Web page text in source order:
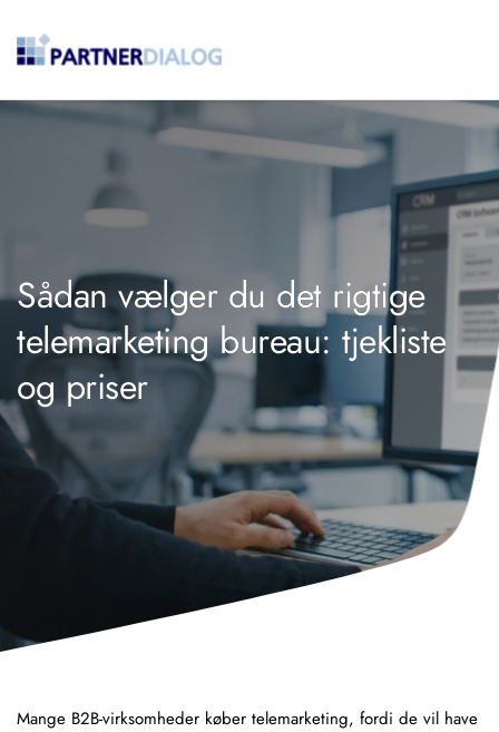
Sådan vælger du det rigtige
telemarketing bureau: tjekliste
og priser
Mange B2B-virksomheder køber telemarketing, fordi de vil have